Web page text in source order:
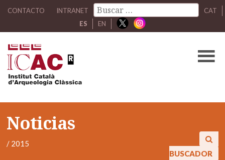
CONTACTO INTRANET
CAT
ES
EN
Noticias
/ 2015
BUSCADOR